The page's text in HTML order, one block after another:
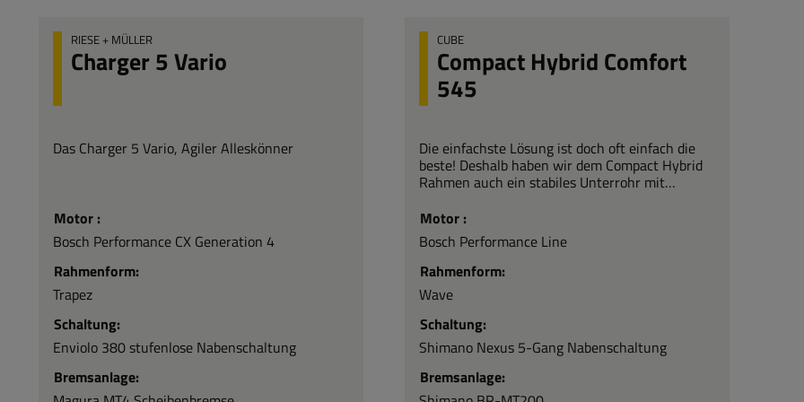
RIESE + MÜLLER
Charger 5 Vario
Das Charger 5 Vario, Agiler Alleskönner
Motor :
Bosch Performance CX Generation 4
Rahmenform:
Trapez
Schaltung:
Enviolo 380 stufenlose Nabenschaltung
Bremsanlage:
CUBE
Compact Hybrid Comfort
545
Die einfachste Lösung ist doch oft einfach die
beste! Deshalb haben wir dem Compact Hybrid
Rahmen auch ein stabiles Unterrohr mit
Look, macht es das Auf- und Absteigen
superkomfortabel. Dazu ermöglicht das lange
Steuerrohr sicheres, präzises Lenken. Für
kraftvollen Vortrieb ist der geschmeidig
arbeitende Bosch Motor verantwortlich, der
formschön ins Unterrohr integriert wurde. Dabei
ist der Akku hinter dem Sitzrohr weder dem
Fahrer noch dem Gepäck im Weg. Praktisch: Weil
sich Sattel- und Lenkerhöhe schnell und einfach
verstellen lassen, kann das Bike individuell an
die jeweilige Körpergröße angepasst werden.
Motor :
Bosch Performance Line
Rahmenform:
Wave
Schaltung:
Shimano Nexus 5-Gang Nabenschaltung
Bremsanlage: